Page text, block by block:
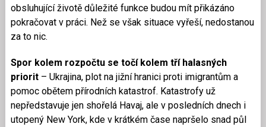
obsluhující životě důležité funkce budou mít přikázáno
pokračovat v práci. Než se však situace vyřeší, nedostanou
za to nic.
Spor kolem rozpočtu se točí kolem tří halasných
priorit– Ukrajina, plot na jižní hranici proti imigrantům a
pomoc obětem přírodních katastrof. Katastrofy už
nepředstavuje jen shořelá Havaj, ale v posledních dnech i
utopený New York, kde v krátkém čase napršelo snad půl